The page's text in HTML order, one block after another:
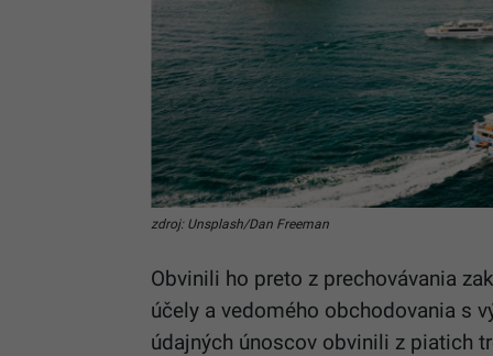
zdroj: Unsplash/Dan Freeman
Obvinili ho preto z prechovávania
účely a vedomého obchodovania s
údajných únoscov obvinili z piatich